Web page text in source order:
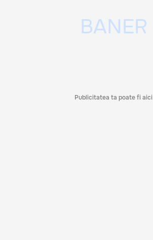
Publicitatea ta poate fi aici